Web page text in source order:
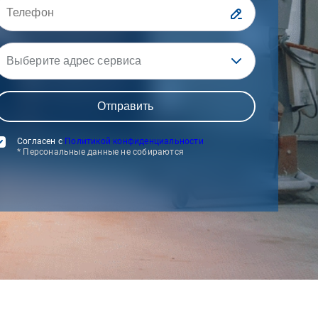
Выберите адрес сервиса
Согласен с Политикой конфиденциальности
* Персональные данные не собираются